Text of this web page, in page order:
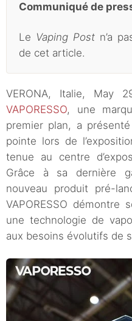
Communiqué de
Le Vaping Postn’a
de cet article.
VERONA, Italie, May
VAPORESSO, une
premier plan, a
pointe lors de
tenue au centre
Grâce à sa dernière
nouveau produit pré-
VAPORESSO démontre
une technologie de
aux besoins évolutifs de